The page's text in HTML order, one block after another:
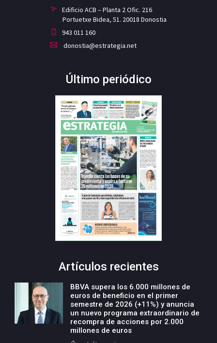
Edificio ACB – Planta 2 Ofic. 216
Portuetxe Bidea, 51. 20018 Donostia
943 011 160
donostia@estrategia.net
Último periódico
Artículos recientes
BBVA supera los 6.000 millones de
euros de beneficio en el primer
semestre de 2026 (+11%) y anuncia
un nuevo programa extraordinario de
recompra de acciones por 2.000
millones de euros